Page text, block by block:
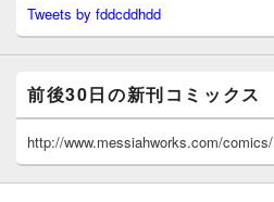
Tweets by fddcddhdd
前後30日の新刊コミックス
http://www.messiahworks.com/comics/